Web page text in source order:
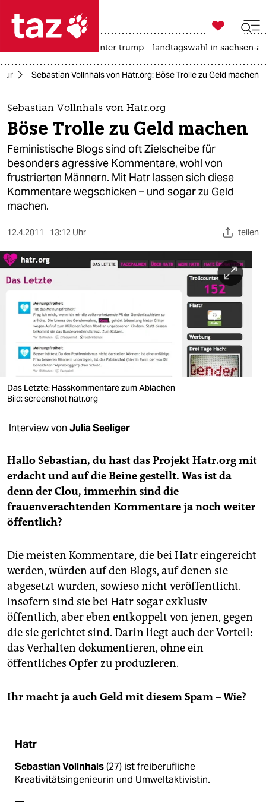
 taz zahl ich
taz zahl ich
themen
politik
öko
gesellschaft
kultur
berlin
wahrheit
verlag
veranstaltungen
unterstützen
abo
genossenschaft

taz zahl ich
usa unter trump landtagswahl in sachsen-
Sebastian Vollnhals von Hatr.org: Böse Trolle zu Geld machen
Sebastian Vollnhals von Hatr.org
Böse Trolle zu Geld machen
Feministische Blogs sind oft Zielscheibe für
besonders agressive Kommentare, wohl von
frustrierten Männern. Mit Hatr lassen sich diese
Kommentare wegschicken – und sogar zu Geld
machen.
12.4.2011 13:12 Uhr teilen
Das Letzte: Hasskommentare zum Ablachen
Bild: screenshot hatr.org
Interview von Julia Seeliger
Hallo Sebastian, du hast das Projekt Hatr.org mit
erdacht und auf die Beine gestellt. Was ist da
denn der Clou, immerhin sind die
frauenverachtenden Kommentare ja noch weiter
öffentlich?
Die meisten Kommentare, die bei Hatr eingereicht
werden, würden auf den Blogs, auf denen sie
abgesetzt wurden, sowieso nicht veröffentlicht.
Insofern sind sie bei Hatr sogar exklusiv
öffentlich, aber eben entkoppelt von jenen, gegen
die sie gerichtet sind. Darin liegt auch der Vorteil:
das Verhalten dokumentieren, ohne ein
öffentliches Opfer zu produzieren.
Ihr macht ja auch Geld mit diesem Spam – Wie?
Hatr
Sebastian Vollnhals(27) ist freiberufliche
Kreativitätsingenieurin und Umweltaktivistin.
––